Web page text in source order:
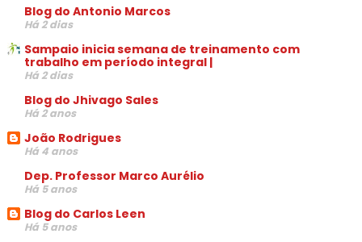
Blog do Antonio Marcos
Há 2 dias
Sampaio inicia semana de treinamento com
trabalho em período integral |
Há 2 dias
Blog do Jhivago Sales
Há 2 anos
João Rodrigues
Há 4 anos
Dep. Professor Marco Aurélio
Há 5 anos
Blog do Carlos Leen
Há 5 anos